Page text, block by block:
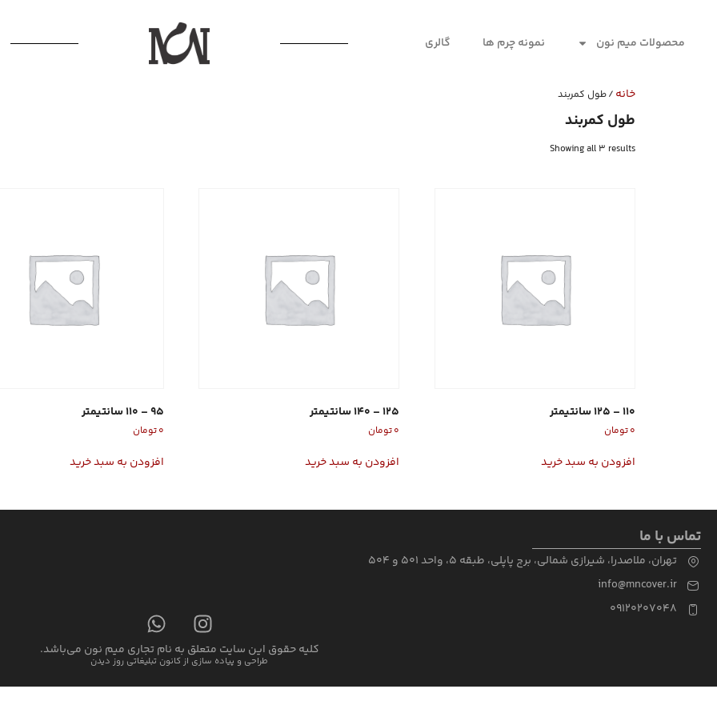
محصولات میم نون نمونه چرم ها گالری
خانه / طول کمربند
طول کمربند
Showing all 3 results
110 – 125 سانتیمتر
۰تومان
افزودن به سبد خرید
125 – 140 سانتیمتر
۰تومان
افزودن به سبد خرید
95 – 110 سانتیمتر
۰تومان
افزودن به سبد خرید
تماس با ما
تهران، ملاصدرا، شیرازی شمالی، برج پاپلی، طبقه 5، واحد 501 و 504
info@mncover.ir
09120207048
کلیه حقوق این سایت متعلق به نام تجاری میم نون می‌باشد.
طراحی و پیاده سازی از کانون تبلیغاتی روز دیدن